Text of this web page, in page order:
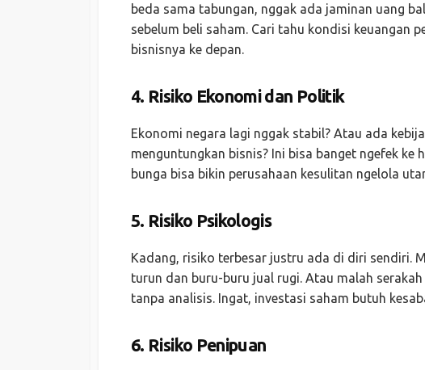
beda sama tabungan, nggak ada jaminan uang
sebelum beli saham. Cari tahu kondisi keuangan
bisnisnya ke depan.
4. Risiko Ekonomi dan Politik
Ekonomi negara lagi nggak stabil? Atau ada
menguntungkan bisnis? Ini bisa banget ngefek ke
bunga bisa bikin perusahaan kesulitan ngelola
5. Risiko Psikologis
Kadang, risiko terbesar justru ada di diri sendiri.
turun dan buru-buru jual rugi. Atau malah
tanpa analisis. Ingat, investasi saham butuh
6. Risiko Penipuan